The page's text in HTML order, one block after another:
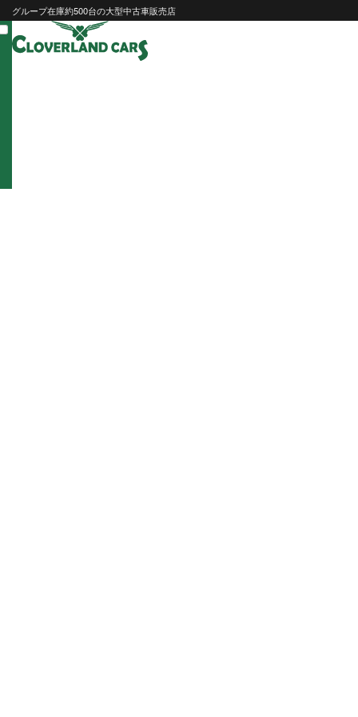
Skip
to
content
グループ在庫約500台の大型中古車販売店